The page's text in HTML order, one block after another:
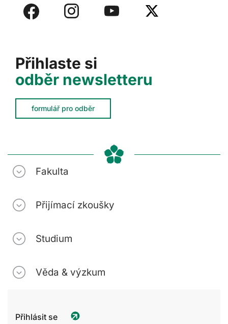
Přihlaste si
odběr newsletteru
formulář pro odběr
Fakulta
Přijímací zkoušky
Studium
Věda & výzkum
Přihlásit se